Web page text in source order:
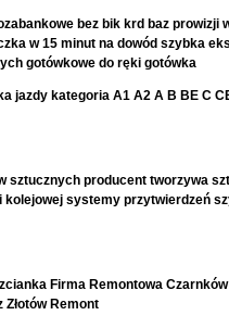
bez bik krd baz prowizji
w 15 minut na dowód szybka
gotówkowe do ręki gotówka
jazdy kategoria A1 A2 A B BE C
sztucznych producent tworzywa
kolejowej systemy przytwierdzeń
Firma Remontowa Czarnków
Złotów Remont